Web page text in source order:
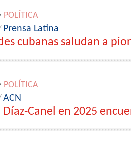
POLÍTICA
Prensa Latina
cubanas saludan a
POLÍTICA
ACN
Díaz-Canel en 2025